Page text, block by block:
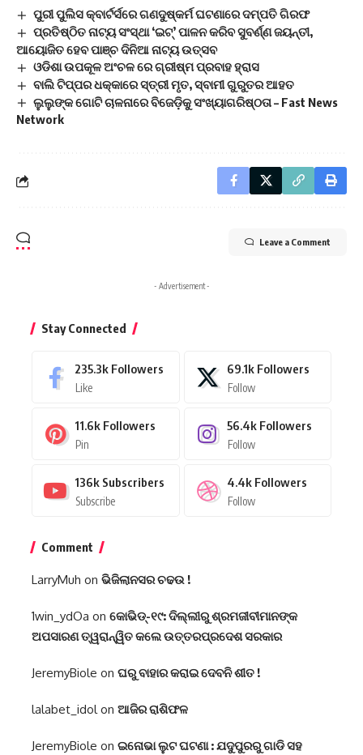
ପୁରୀ ପୁଲିସ କ୍ବାର୍ଟର୍ସରେ ଗଣଦୁଷ୍କର୍ମ ଘଟଣାରେ ଦମ୍ପତି ଗିରଫ
ପ୍ରତିଷ୍ଠିତ ନାଟ୍ୟ ସଂସ୍ଥା ‘ଇଟ୍’ ପାଳନ କରିବ ସୁବର୍ଣ୍ଣ ଜୟନ୍ତୀ,
ଆୟୋଜିତ ହେବ ପାଞ୍ଚ ଦିନିଆ ନାଟ୍ୟ ଉତ୍ସବ
ଓଡିଶା ଉପକୂଳ ଅଂଚଳ ରେ ଗ୍ରୀଷ୍ମ ପ୍ରବାହ ହ୍ରାସ
ବାଲି ଟିପ୍ପର ଧକ୍କାରେ ସ୍ତ୍ରୀ ମୃତ, ସ୍ବାମୀ ଗୁରୁତର ଆହତ
ଲୁଲୁଙ୍କ ଗୋଟି ଚାଳନାରେ ବିଜେଡ଼ିକୁ ସଂଖ୍ୟାଗରିଷ୍ଠତା – Fast News
Network
Leave a Comment
- Advertisement -
Stay Connected
235.3k Followers
Like
69.1k Followers
Follow
11.6k Followers
Pin
56.4k Followers
Follow
136k Subscribers
Subscribe
4.4k Followers
Follow
Comment
LarryMuh on ଭିଜିଲାନସର ଚଢଉ !
1win_ydOa on କୋଭିଡ୍-୧୯: ଦିଲ୍ଲୀରୁ ଶ୍ରମଜୀବୀମାନଙ୍କ
ଅପସାରଣ ତ୍ୱରାନ୍ୱିତ କଲେ ଉତ୍ତରପ୍ରଦେଶ ସରକାର
JeremyBiole on ଘରୁ ବାହାର କରାଇ ଦେବନି ଶୀତ !
lalabet_idolon ଆଜିର ରାଶିଫଳ
JeremyBiole on ଇନୋଭା ଲୁଟ ଘଟଣା : ଯଦୁପୁରରୁ ଗାଡି ସହ